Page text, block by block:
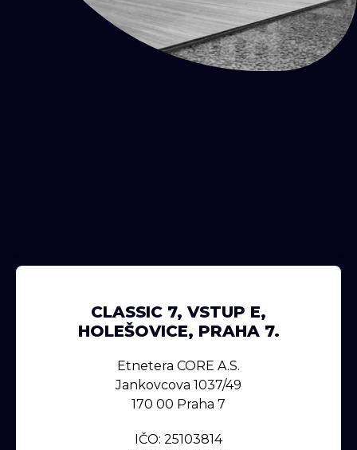
CLASSIC 7, VSTUP E,
HOLEŠOVICE, PRAHA 7.
Etnetera CORE A.s.
Jankovcova 1037/49
170 00 Praha 7
IČO: 25103814